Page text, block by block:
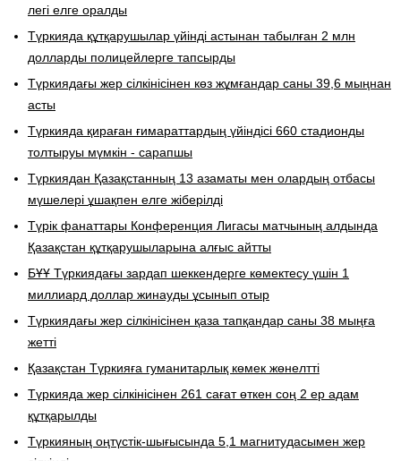
легі елге оралды
Түркияда құтқарушылар үйінді астынан табылған 2 млн
долларды полицейлерге тапсырды
Түркиядағы жер сілкінісінен көз жұмғандар саны 39,6 мыңнан
асты
Түркияда қираған ғимараттардың үйіндісі 660 стадионды
толтыруы мүмкін - сарапшы
Түркиядан Қазақстанның 13 азаматы мен олардың отбасы
мүшелері ұшақпен елге жіберілді
Түрік фанаттары Конференция Лигасы матчының алдында
Қазақстан құтқарушыларына алғыс айтты
БҰҰ Түркиядағы зардап шеккендерге көмектесу үшін 1
миллиард доллар жинауды ұсынып отыр
Түркиядағы жер сілкінісінен қаза тапқандар саны 38 мыңға
жетті
Қазақстан Түркияға гуманитарлық көмек жөнелтті
Түркияда жер сілкінісінен 261 сағат өткен соң 2 ер адам
құтқарылды
Түркияның оңтүстік-шығысында 5,1 магнитудасымен жер